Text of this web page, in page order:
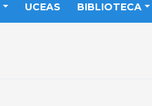
UCEAS BIBLIOTECA